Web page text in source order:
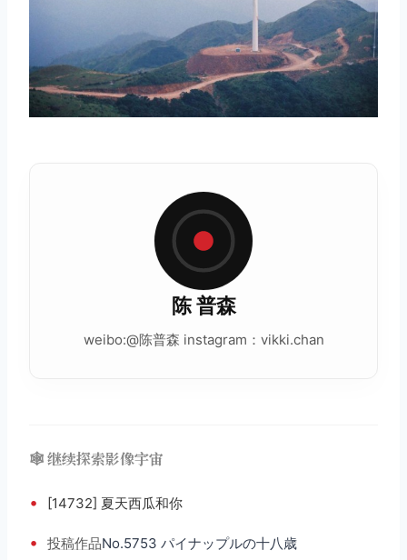
陈 普森
weibo:@陈普森 instagram：vikki.chan
🕸️ 继续探索影像宇宙
• [14732] 夏天西瓜和你
• 投稿作品No.5753 パイナップルの十八歳